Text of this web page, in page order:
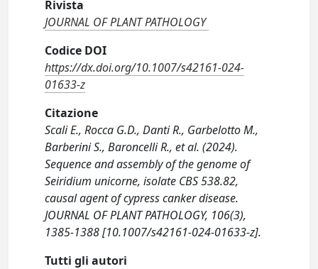
Rivista
JOURNAL OF PLANT PATHOLOGY
Codice DOI
https://dx.doi.org/10.1007/s42161-024-
01633-z
Citazione
Scali E., Rocca G.D., Danti R., Garbelotto M.,
Barberini S., Baroncelli R., et al. (2024).
Sequence and assembly of the genome of
Seiridium unicorne, isolate CBS 538.82,
causal agent of cypress canker disease.
JOURNAL OF PLANT PATHOLOGY, 106(3),
1385-1388 [10.1007/s42161-024-01633-z].
Tutti gli autori